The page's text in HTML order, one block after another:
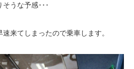
うな予感･･･
来てしまったので乗車します。